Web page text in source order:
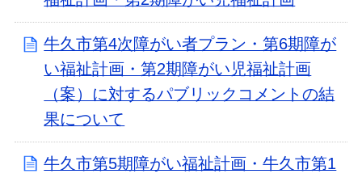
牛久市第4次障がい者プラン・第6期障が
い福祉計画・第2期障がい児福祉計画
（案）に対するパブリックコメントの結
果について
牛久市第5期障がい福祉計画・牛久市第1